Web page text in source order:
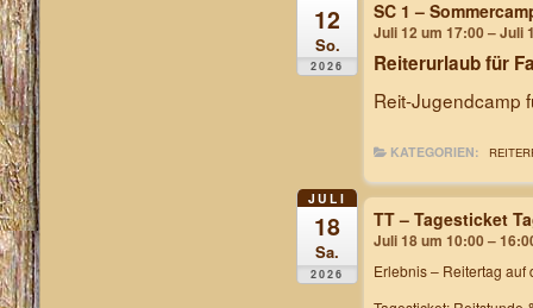
12
So.
2026
SC 1 –
Juli 12 um 17:00 – Juli
Reiterurlaub für
Reit-Jugendcamp
KATEGORIEN:
JULI
18
Sa.
2026
TT – Tagesticket
Juli 18 um 10:00 –
Erlebnis – Reitertag auf